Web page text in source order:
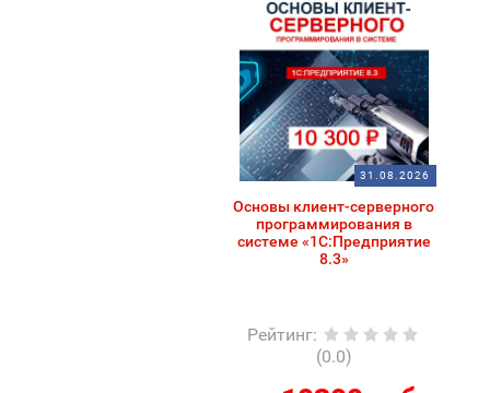
31.08.2026
Основы клиент-серверного
программирования в
системе «1С:Предприятие
8.3»
Рейтинг:
(0.0)